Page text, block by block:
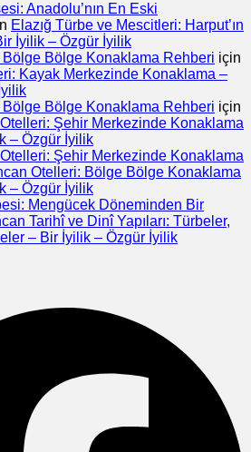
Anadolu’nın En Eski
Elazığ Türbe ve Mescitleri: Harput’ın
İyilik – Özgür İyilik
Bölge Konaklama Rehberi için
Kayak Merkezinde Konaklama –
Bölge Konaklama Rehberi için
Şehir Merkezinde Konaklama
– Özgür İyilik
Şehir Merkezinde Konaklama
Otelleri: Bölge Bölge Konaklama
– Özgür İyilik
Mengücek Döneminden Bir
Tarihî ve Dinî Yapıları: Türbeler,
– Bir İyilik – Özgür İyilik